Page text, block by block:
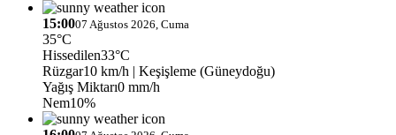
15:0007 Ağustos 2026, Cuma
35°C
Hissedilen33°C
Rüzgar10 km/h | Keşişleme (Güneydoğu)
Yağış Miktarı0 mm/h
Nem10%